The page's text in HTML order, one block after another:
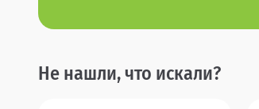
Не нашли, что искали?